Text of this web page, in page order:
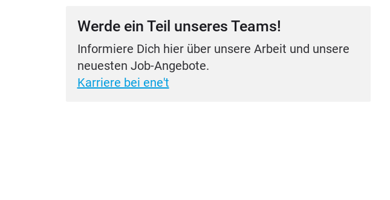
Werde ein Teil unseres Teams!
Informiere Dich hier über unsere Arbeit und unsere
neuesten Job-Angebote.
Karriere bei ene't